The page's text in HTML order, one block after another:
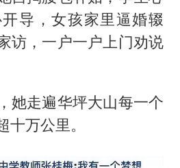
导，女孩家里逼婚辍
访，一户一户上门劝说
她走遍华坪大山每一个
十万公里。